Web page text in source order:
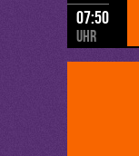
07:50
Uhr